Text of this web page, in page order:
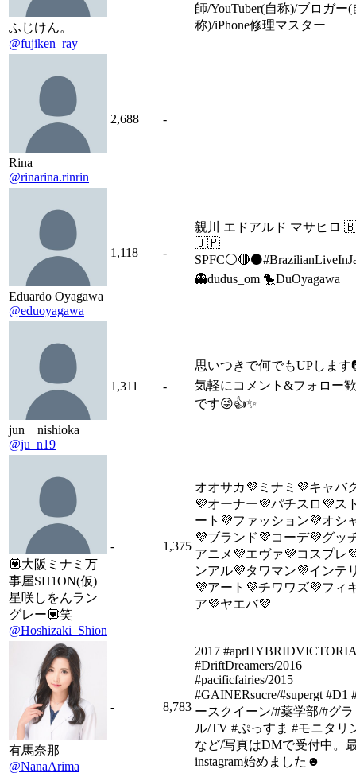
ふじけん。
@fujiken_ray
師/YouTuber(自称)/ブロガー(
称)/iPhone修理マスター
Rina
@rinarina.rinrin
2,688 -
Eduardo Oyagawa
@eduoyagawa
1,118 -
親川 エドアルド マサヒロ
🇯🇵
👻dudus_om 🐤DuOyagawa
jun nishioka
@ju_n19
1,311 -
思いつきで何でもUPします
気軽にコメント&フォロー
です😜👍✨
💟大阪ミナミ万
事屋SH1ON(仮)
星咲しをんラン
グレー💟笑
@Hoshizaki_Shion
- 1,375
オオサカ💜ミナミ💜キャバ
💜オーナー💜パチスロ💜ス
ート💜ファッション💜オシ
💜ブランド💜コーデ💜グッ
アニメ💜エヴァ💜コスプレ
ンアル💜タワマン💜インテ
💜アート💜チワワズ💜フィ
ア💜ヤエバ💜
有馬奈那
@NanaArima
- 8,783
2017 #aprHYBRIDVICTORIA
#DriftDreamers/2016
#pacificfairies/2015
#GAINERsucre/#supergt #D1
ースクイーン/#薬学部/#グ
ル/TV #ぷっすま #モニタリ
など/写真はDMで受付中。
instagram始めました☻︎